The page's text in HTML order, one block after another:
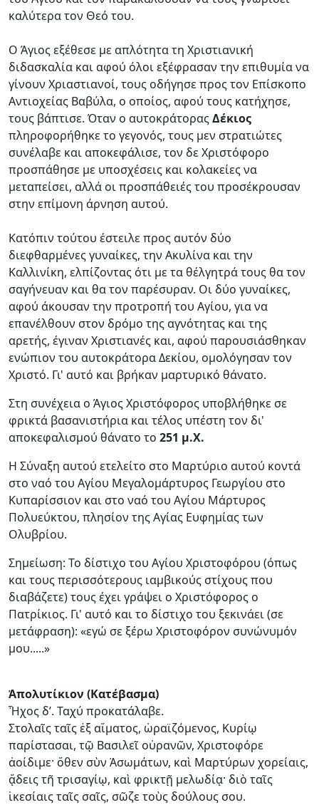
καλύτερα τον Θεό του.
Ο Άγιος εξέθεσε με απλότητα τη Χριστιανική
διδασκαλία και αφού όλοι εξέφρασαν την επιθυμία να
γίνουν Χριαστιανοί, τους οδήγησε προς τον Επίσκοπο
Αντιοχείας Βαβύλα, ο οποίος, αφού τους κατήχησε,
τους βάπτισε. Όταν ο αυτοκράτοραςΔέκιος
πληροφορήθηκε το γεγονός, τους μεν στρατιώτες
συνέλαβε και αποκεφάλισε, τον δε Χριστόφορο
προσπάθησε με υποσχέσεις και κολακείες να
μεταπείσει, αλλά οι προσπάθειές του προσέκρουσαν
στην επίμονη άρνηση αυτού.
Κατόπιν τούτου έστειλε προς αυτόν δύο
διεφθαρμένες γυναίκες, την Ακυλίνα και την
Καλλινίκη, ελπίζοντας ότι με τα θέλγητρά τους θα τον
σαγήνευαν και θα τον παρέσυραν. Οι δύο γυναίκες,
αφού άκουσαν την προτροπή του Αγίου, για να
επανέλθουν στον δρόμο της αγνότητας και της
αρετής, έγιναν Χριστιανές και, αφού παρουσιάσθηκαν
ενώπιον του αυτοκράτορα Δεκίου, ομολόγησαν τον
Χριστό. Γι' αυτό και βρήκαν μαρτυρικό θάνατο.
Στη συνέχεια ο Άγιος Χριστόφορος υποβλήθηκε σε
φρικτά βασανιστήρια και τέλος υπέστη τον δι'
αποκεφαλισμού θάνατο το 251 μ.Χ.
Η Σύναξη αυτού ετελείτο στο Μαρτύριο αυτού κοντά
στο ναό του Αγίου Μεγαλομάρτυρος Γεωργίου στο
Κυπαρίσσιον και στο ναό του Αγίου Μάρτυρος
Πολυεύκτου, πλησίον της Αγίας Ευφημίας των
Ολυβρίου.
Σημείωση: Το δίστιχο του Αγίου Χριστοφόρου (όπως
και τους περισσότερους ιαμβικούς στίχους που
διαβάζετε) τους έχει γράψει ο Xριστόφορος ο
Πατρίκιος. Γι' αυτό και το δίστιχο του ξεκινάει (σε
μετάφραση): «εγώ σε ξέρω Xριστοφόρον συνώνυμόν
μου.....»
Ἀπολυτίκιον (Κατέβασμα)
Ἦχος δ’. Ταχύ προκατάλαβε.
Στολαῖς ταῖς ἐξ αἵματος, ὡραϊζόμενος, Κυρίῳ
παρίστασαι, τῷ Βασιλεῖ οὐρανῶν, Χριστοφόρε
ἀοίδιμε· ὅθεν σὺν Ἀσωμάτων, καὶ Μαρτύρων χορείαις,
ᾄδεις τῆ τρισαγίῳ, καὶ φρικτῇ μελωδίᾳ· διὸ ταῖς
ἱκεσίαις ταῖς σαῖς, σῶζε τοὺς δούλους σου.